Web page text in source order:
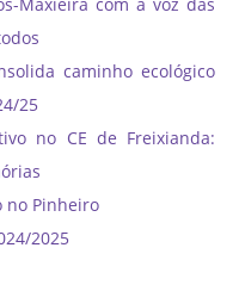
Maxieira com a voz das
caminho ecológico
25
no CE de Freixianda:
no Pinheiro
2025